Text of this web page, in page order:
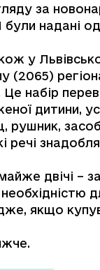
за
були надані
у
(2065)
набір
дитини,
речі
двічі –
якщо